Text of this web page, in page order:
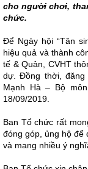
cho người chơi,
chức.
Để Ngày hội “Tân
hiệu quả và thành
tế & Quản, CVHT
dự. Đồng thời,
Mạnh Hà – Bộ
18/09/2019.
Ban Tổ chức rất
đóng góp, ủng hộ để
và mang nhiều ý